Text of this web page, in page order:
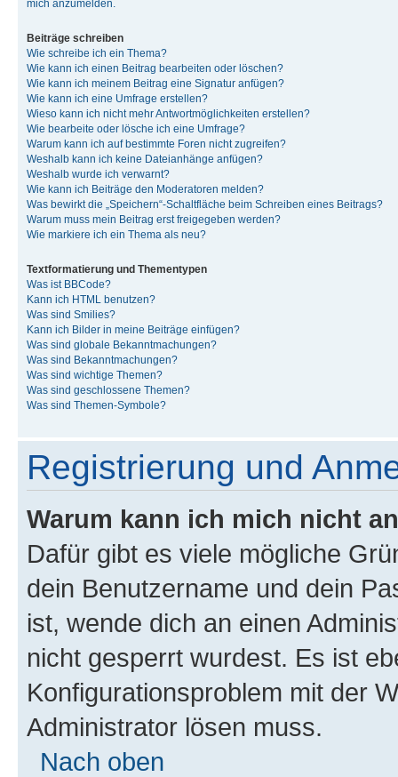
mich anzumelden.
Beiträge schreiben
Wie schreibe ich ein Thema?
Wie kann ich einen Beitrag bearbeiten oder löschen?
Wie kann ich meinem Beitrag eine Signatur anfügen?
Wie kann ich eine Umfrage erstellen?
Wieso kann ich nicht mehr Antwortmöglichkeiten erstellen?
Wie bearbeite oder lösche ich eine Umfrage?
Warum kann ich auf bestimmte Foren nicht zugreifen?
Weshalb kann ich keine Dateianhänge anfügen?
Weshalb wurde ich verwarnt?
Wie kann ich Beiträge den Moderatoren melden?
Was bewirkt die „Speichern“-Schaltfläche beim Schreiben eines Beitrags?
Warum muss mein Beitrag erst freigegeben werden?
Wie markiere ich ein Thema als neu?
Textformatierung und Thementypen
Was ist BBCode?
Kann ich HTML benutzen?
Was sind Smilies?
Kann ich Bilder in meine Beiträge einfügen?
Was sind globale Bekanntmachungen?
Was sind Bekanntmachungen?
Was sind wichtige Themen?
Was sind geschlossene Themen?
Was sind Themen-Symbole?
Registrierung und
Warum kann ich mich nicht
Dafür gibt es viele mögliche
dein Benutzername und dein
ist, wende dich an einen
nicht gesperrt wurdest. Es ist
Konfigurationsproblem mit der
Administrator lösen muss.
Nach oben